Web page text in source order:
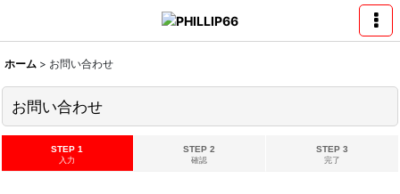
ホーム > お問い合わせ
お問い合わせ
STEP 1
入力
STEP 2
確認
STEP 3
完了